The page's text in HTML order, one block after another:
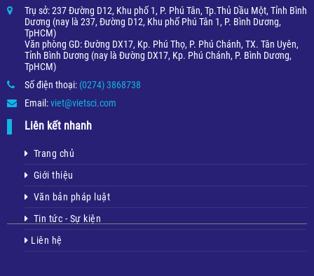
Trụ sở: 237 Đường D12, Khu phố 1, P. Phú Tân, Tp.Thủ Dầu Một, Tỉnh Bình
Dương (nay là 237, Đường D12, Khu phố Phú Tân 1, P. Bình Dương,
TpHCM)
Văn phòng GD: Đường DX17, Kp. Phú Thọ, P. Phú Chánh, TX. Tân Uyên,
Tỉnh Bình Dương (nay là Đường DX17, Kp. Phú Chánh, P. Bình Dương,
TpHCM)
Số điện thoại: (0274) 3868738
Email:viet@vietsci.com
Liên kết nhanh
Trang chủ
Giới thiệu
Văn bản pháp luật
Tin tức - Sự kiện
Liên hệ